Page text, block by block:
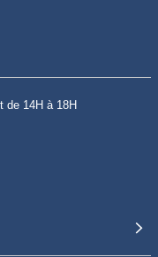
de 14H à 18H